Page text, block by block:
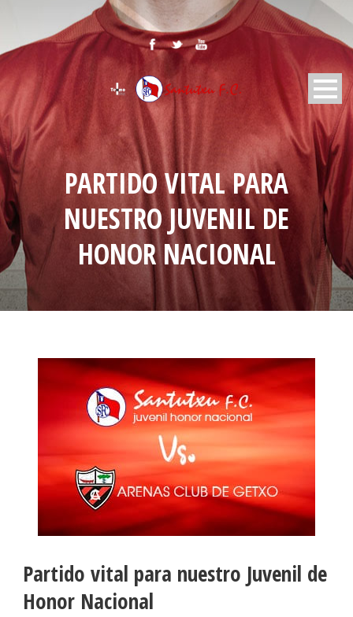
PARTIDO VITAL PARA
NUESTRO JUVENIL DE
HONOR NACIONAL
Partido vital para nuestro Juvenil de
Honor Nacional